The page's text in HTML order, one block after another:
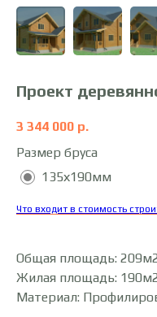
Проект
3 344 000 р.
Размер бруса
135х190мм
Что входит в стоимость
Общая площадь:
Жилая площадь:
Материал: